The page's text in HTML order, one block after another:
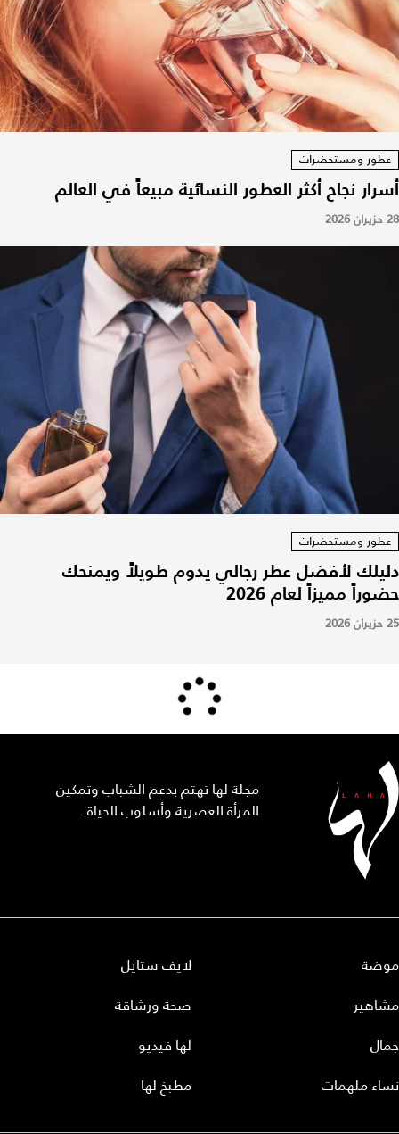
عطور ومستحضرات
أسرار نجاح أكثر العطور النسائية مبيعاً في العالم
28 حزيران 2026
عطور ومستحضرات
دليلك لأفضل عطر رجالي يدوم طويلاً ويمنحك
حضوراً مميزاً لعام 2026
25 حزيران 2026
مجلة لها تهتم بدعم الشباب وتمكين
المرأة العصرية وأسلوب الحياة.
موضة
مشاهير
جمال
نساء ملهمات
لايف ستايل
صحة ورشاقة
لها فيديو
مطبخ لها